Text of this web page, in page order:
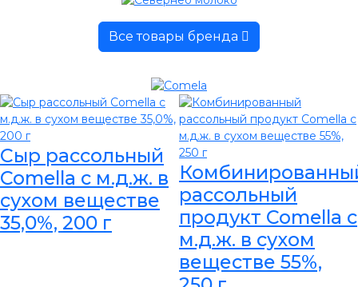
Все товары бренда
Сыр рассольный
Comella с м.д.ж. в
сухом веществе
35,0%, 200 г
рассольный
продукт Comella с
м.д.ж. в сухом
веществе 55%,